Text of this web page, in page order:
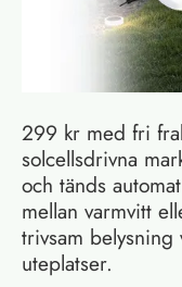
299 kr med fri
solcellsdrivna
och tänds
mellan varmvitt
trivsam
uteplatser.